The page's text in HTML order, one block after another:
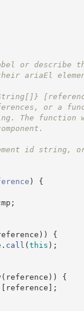
describe
ariaEl
or a
function
id string,
)
{
;
) )
{
. call (this ) ;
( reference ) )
{
[ reference ] ;